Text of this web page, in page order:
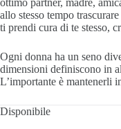
allo stesso tempo
ti prendi cura di te stesso,
Ogni donna ha un seno
dimensioni definiscono in
L’importante è mantenerli
Disponibile